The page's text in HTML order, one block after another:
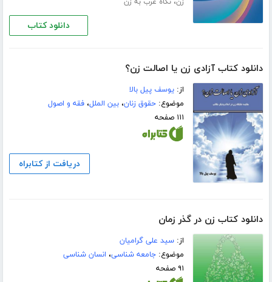
دانلود کتاب
دانلود کتاب آزادی زن یا اصالت زن؟
از:یوسف پیل بالا
موضوع:حقوق زنان،بین الملل،فقه و اصول
۱۱۱ صفحه
دریافت از کتابراه
دانلود کتاب زن در گذر زمان
از:سید علی گرامیان
موضوع:جامعه شناسی، انسان شناسی
۹۱ صفحه